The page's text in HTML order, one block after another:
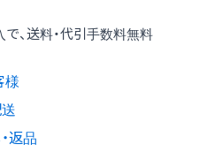
で、送料・代引手数料無料
様
返品